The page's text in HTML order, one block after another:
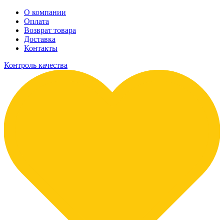
О компании
Оплата
Возврат товара
Доставка
Контакты
Контроль качества